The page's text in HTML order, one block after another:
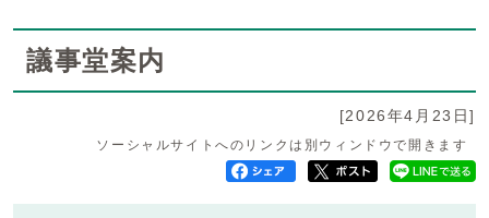
議事堂案内
[2026年4月23日]
ソーシャルサイトへのリンクは別ウィンドウで開きます